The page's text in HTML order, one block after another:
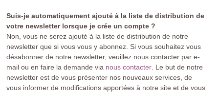
Suis-je automatiquement ajouté à la liste de distribution de
votre newsletter lorsque je crée un compte ?
Non, vous ne serez ajouté à la liste de distribution de notre
newsletter que si vous vous y abonnez. Si vous souhaitez vous
désabonner de notre newsletter, veuillez nous contacter par e-
mail ou en faire la demande via nous contacter. Le but de notre
newsletter est de vous présenter nos nouveaux services, de
vous informer de modifications apportées à notre site et de vous